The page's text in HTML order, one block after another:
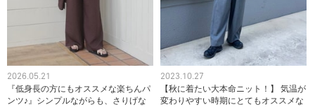
2026.05.21
『低身長の方にもオススメな楽ちんパ
ンツ♪』シンプルながらも、さりげな
2023.10.27
【秋に着たい大本命ニット！】 気温が
変わりやすい時期にとてもオススメな